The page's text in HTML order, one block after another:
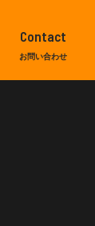
Contact